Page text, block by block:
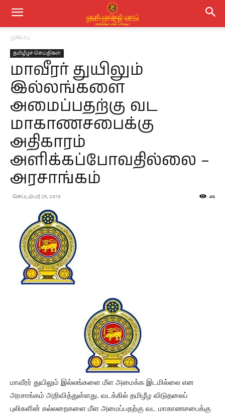
முகப்பு
தமிழீழச் செய்திகள்
மாவீரர் துயிலும்
இல்லங்களை
அமைப்பதற்கு வட
மாகாணசபைக்கு
அதிகாரம்
அளிக்கப்போவதில்லை –
அரசாங்கம்
செப்டம்பர் 25, 2013 46
மாவீரர் துயிலும் இல்லங்களை மீள அமைக்க இடமில்லை என
அரசாங்கம் அறிவித்துள்ளது. வடக்கில் தமிழீழ விடுதலைப்
புலிகளின் கல்லறைகளை மீள அமைப்பதற்கு வட மாகாணசபைக்கு